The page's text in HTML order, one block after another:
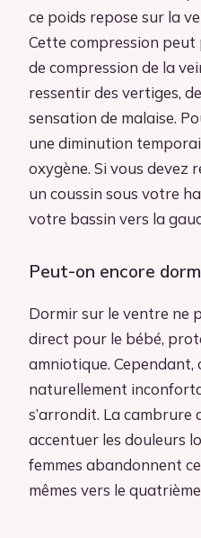
ce poids repose sur la
Cette compression
de compression de la
ressentir des vertiges,
sensation de malaise.
une diminution
oxygène. Si vous devez
un coussin sous votre
votre bassin vers la
Peut-on encore
Dormir sur le ventre ne
direct pour le bébé,
amniotique.
naturellement
s’arrondit. La cambrure
accentuer les douleurs
femmes abandonnent
mêmes vers le